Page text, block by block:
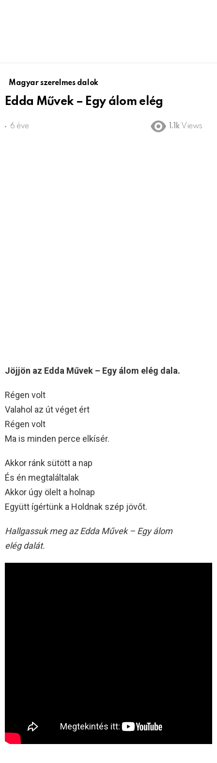
Magyar szerelmes dalok
Edda Művek – Egy álom elég
6 éve 1.1k Views
Jöjjön az Edda Művek – Egy álom elég dala.
Régen volt
Valahol az út véget ért
Régen volt
Ma is minden perce elkísér.
Akkor ránk sütött a nap
És én megtaláltalak
Akkor úgy ölelt a holnap
Együtt ígértünk a Holdnak szép jövőt.
Hallgassuk meg az Edda Művek – Egy álom
elég dalát.